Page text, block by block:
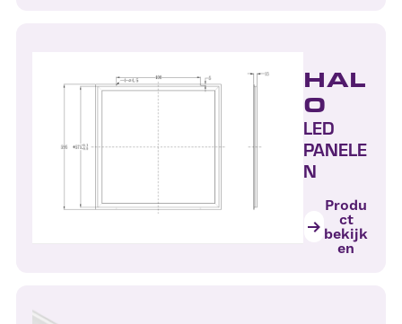
HAL
O
LED
PANELE
N
Produ
ct
bekijk
en